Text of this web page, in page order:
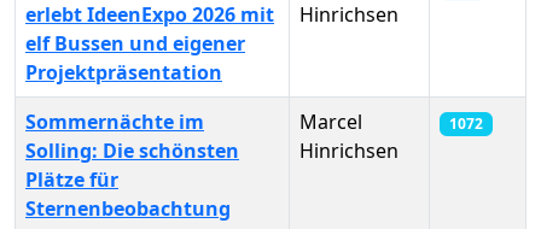
erlebt IdeenExpo 2026 mit
elf Bussen und eigener
Projektpräsentation
Hinrichsen
Sommernächte im
Solling: Die schönsten
Plätze für
Sternenbeobachtung
Marcel
Hinrichsen
1072